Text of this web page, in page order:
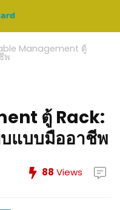
Management ตู้
พ
ตู้ Rack:
บแบบมืออาชีพ
88 Views